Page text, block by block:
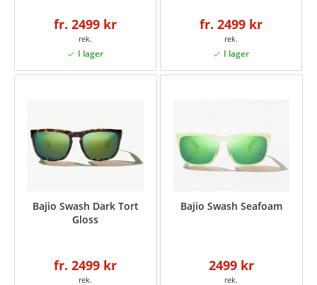
fr. 2499 kr fr. 2499 kr
Bajio Swash Dark Tort
Gloss
fr. 2499 kr
Bajio Swash Seafoam
2499 kr